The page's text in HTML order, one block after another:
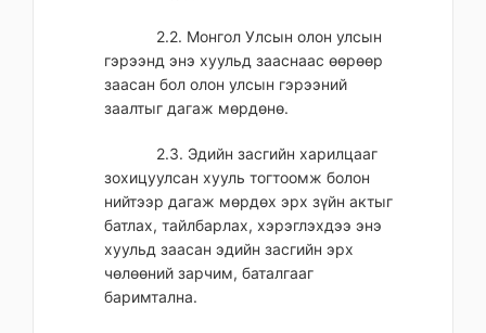
2.2. Монгол Улсын олон улсын
гэрээнд энэ хуульд зааснаас өөрөөр
заасан бол олон улсын гэрээний
заалтыг дагаж мөрдөнө.
2.3. Эдийн засгийн харилцааг
зохицуулсан хууль тогтоомж болон
нийтээр дагаж мөрдөх эрх зүйн актыг
батлах, тайлбарлах, хэрэглэхдээ энэ
хуульд заасан эдийн засгийн эрх
чөлөөний зарчим, баталгааг
баримтална.